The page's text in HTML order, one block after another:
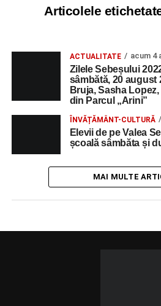
Articolele
ACTUALITATE acum 4
Zilele Sebeșului
sâmbătă, 20 august
Bruja, Sasha
din Parcul „Arini”
ÎNVĂȚĂMÂNT-CULTURĂ
Elevii de pe Valea
școală sâmbăta și
MAI MULTE